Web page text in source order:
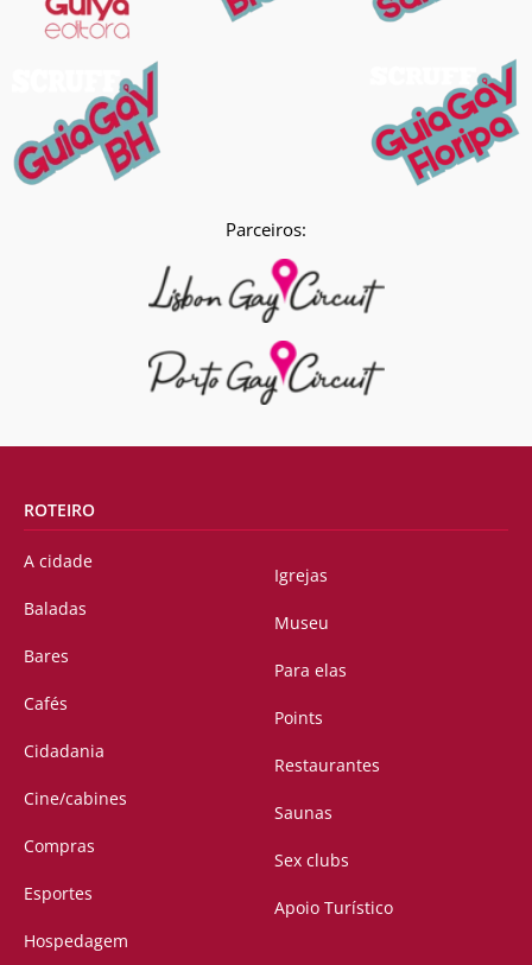
Parceiros:
ROTEIRO
A cidade
Baladas
Bares
Cafés
Cidadania
Cine/cabines
Compras
Esportes
Hospedagem
Igrejas
Museu
Para elas
Points
Restaurantes
Saunas
Sex clubs
Apoio Turístico